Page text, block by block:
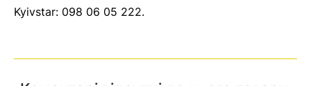
Помилка: Contact form не
Kyivstar: 098 06 05 222.